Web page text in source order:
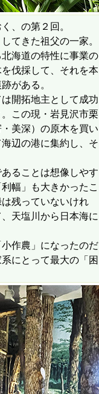
、の第２回。
てきた祖父の一家。
海道の特性に事業の
伐採して、それを本
がある。
開拓地主として成功
この現・岩見沢市栗
美深）の原木を買い
辺の港に集約し、そ
ることは想像しやす
幅」も大きかったこ
残っていないけれ
天塩川から日本海に
作農」になったのだ
にとって最大の「困